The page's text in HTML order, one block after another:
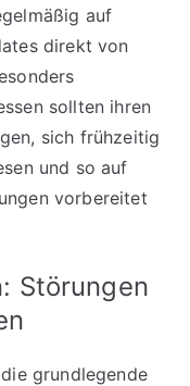
auf
direkt von
sollten ihren
sich frühzeitig
und so auf
vorbereitet
Störungen
grundlegende